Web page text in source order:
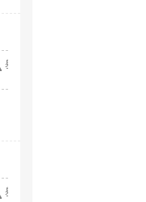
舉
舉